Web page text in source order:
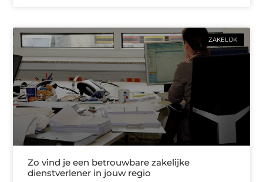
ZAKELIJK
Zo vind je een betrouwbare zakelijke
dienstverlener in jouw regio